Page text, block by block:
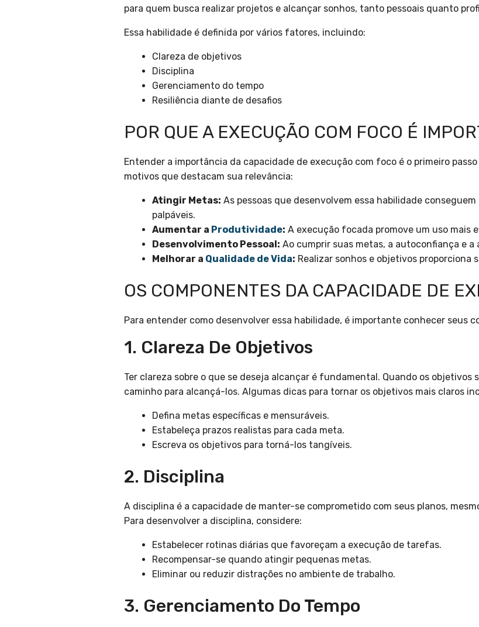
para quem busca realizar projetos e alcançar sonhos, tanto pessoais quanto
Essa habilidade é definida por vários fatores, incluindo:
Clareza de objetivos
Disciplina
Gerenciamento do tempo
Resiliência diante de desafios
POR QUE A EXECUÇÃO COM FOCO É
Entender a importância da capacidade de execução com foco é o primeiro
motivos que destacam sua relevância:
Atingir Metas: As pessoas que desenvolvem essa habilidade
palpáveis.
Aumentar a Produtividade: A execução focada promove um uso mais
Desenvolvimento Pessoal: Ao cumprir suas metas, a autoconfiança e
Melhorar a Qualidade de Vida: Realizar sonhos e objetivos proporciona
OS COMPONENTES DA CAPACIDADE DE
Para entender como desenvolver essa habilidade, é importante conhecer seus
1. Clareza De Objetivos
Ter clareza sobre o que se deseja alcançar é fundamental. Quando os objetivos
caminho para alcançá-los. Algumas dicas para tornar os objetivos mais claros
Defina metas específicas e mensuráveis.
Estabeleça prazos realistas para cada meta.
Escreva os objetivos para torná-los tangíveis.
2. Disciplina
A disciplina é a capacidade de manter-se comprometido com seus planos,
Para desenvolver a disciplina, considere:
Estabelecer rotinas diárias que favoreçam a execução de tarefas.
Recompensar-se quando atingir pequenas metas.
Eliminar ou reduzir distrações no ambiente de trabalho.
3. Gerenciamento Do Tempo